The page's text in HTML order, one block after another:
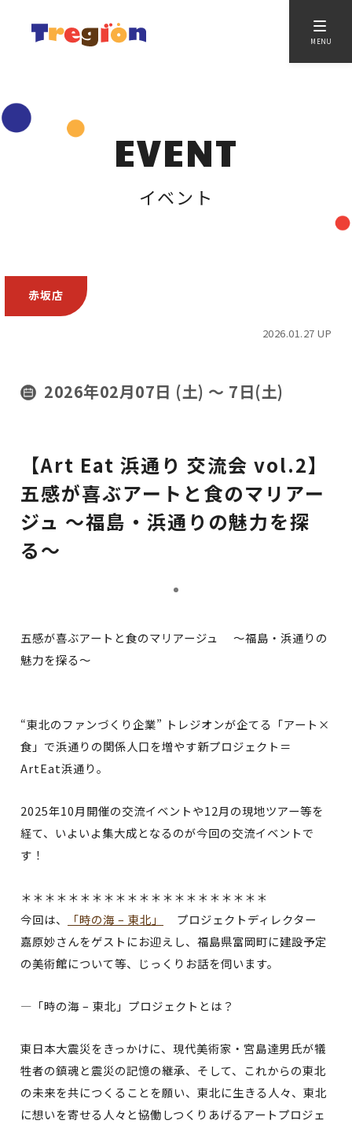
MENU
EVENT
イベント
赤坂店
2026.01.27 UP
2026年02月07日 (土) 〜 7日(土)
【Art Eat 浜通り 交流会 vol.2】
五感が喜ぶアートと食のマリアー
ジュ 〜福島・浜通りの魅力を探
る〜
五感が喜ぶアートと食のマリアージュ 〜福島・浜通りの
魅力を探る〜
“東北のファンづくり企業” トレジオンが企てる「アート×
食」で浜通りの関係人口を増やす新プロジェクト＝
ArtEat浜通り。
2025年10月開催の交流イベントや12月の現地ツアー等を
経て、いよいよ集大成となるのが今回の交流イベントで
す！
＊＊＊＊＊＊＊＊＊＊＊＊＊＊＊＊＊＊＊＊＊
今回は、
「時の海 – 東北」
プロジェクトディレクター
嘉原妙さんをゲストにお迎えし、福島県富岡町に建設予定
の美術館について等、じっくりお話を伺います。
―「時の海 – 東北」プロジェクトとは？
東日本大震災をきっかけに、現代美術家・宮島達男氏が犠
牲者の鎮魂と震災の記憶の継承、そして、これからの東北
の未来を共につくることを願い、東北に生きる人々、東北
に想いを寄せる人々と協働しつくりあげるアートプロジェ